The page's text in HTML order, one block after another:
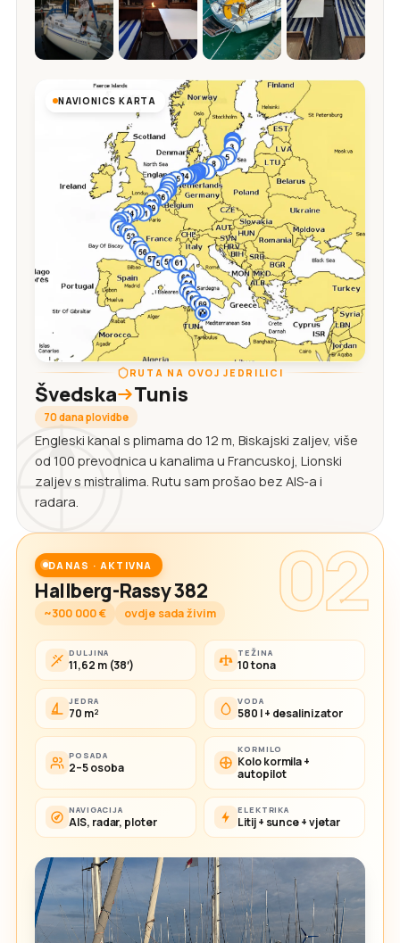
NAVIONICS KARTA
RUTA NA OVOJ JEDRILICI
Švedska Tunis
70 dana plovidbe
Engleski kanal s plimama do 12 m, Biskajski zaljev, više
od 100 prevodnica u kanalima u Francuskoj, Lionski
zaljev s mistralima. Rutu sam prošao bez AIS-a i
radara.
02
DANAS · AKTIVNA
Hallberg-Rassy 382
~300 000 € ovdje sada živim
DULJINA
11,62 m (38′)
TEŽINA
10 tona
JEDRA
70 m²
VODA
580 l + desalinizator
POSADA
2–5 osoba
KORMILO
Kolo kormila +
autopilot
NAVIGACIJA
AIS, radar, ploter
ELEKTRIKA
Litij + sunce + vjetar